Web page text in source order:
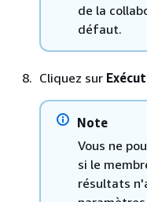
de la
défaut.
Cliquez sur
Note
Vous ne
si le
résultats